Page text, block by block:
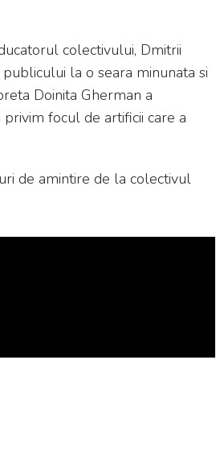
colectivului, Dmitrii
la o seara minunata si
Doinita Gherman a
focul de artificii care a
de amintire de la colectivul